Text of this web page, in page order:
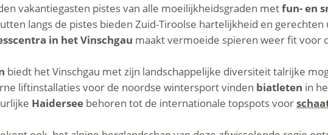
vakantiegasten pistes van alle moeilijkheidsgraden metfun- en
langs de pistes bieden Zuid-Tiroolse hartelijkheid en gerechten
in het Vinschgau maakt vermoeide spieren weer fit voor
biedt het Vinschgau met zijn landschappelijke diversiteit talrijke
liftinstallaties voor de noordse wintersport vinden biatleten in
Haidersee behoren tot de internationale topspots voor